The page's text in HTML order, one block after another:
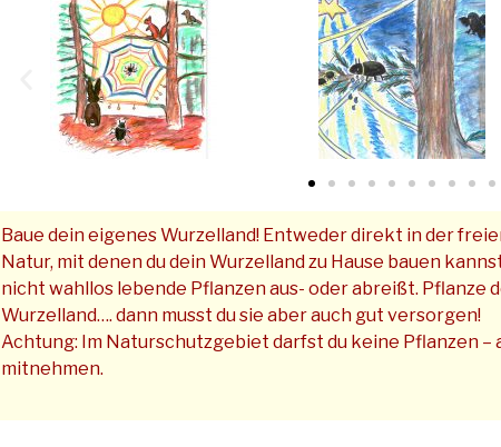
Baue dein eigenes Wurzelland! Entweder direkt in der
Natur, mit denen du dein Wurzelland zu Hause bauen
nicht wahllos lebende Pflanzen aus- oder abreißt. Pflanze
Wurzelland…. dann musst du sie aber auch gut versorgen!
Achtung: Im Naturschutzgebiet darfst du keine Pflanzen
mitnehmen.